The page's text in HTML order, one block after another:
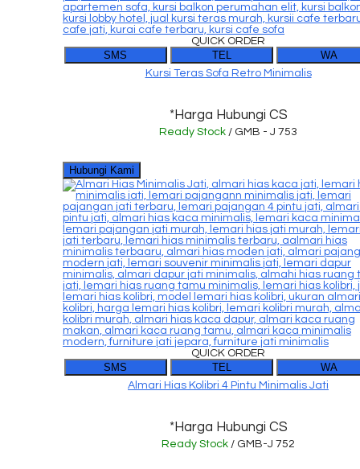
QUICK ORDER
SMS TEL WA
Kursi Teras Sofa Retro Minimalis
*Harga Hubungi CS
Ready Stock / GMB - J 753
Hubungi Kami
QUICK ORDER
SMS TEL WA
Almari Hias Kolibri 4 Pintu Minimalis Jati
*Harga Hubungi CS
Ready Stock / GMB-J 752